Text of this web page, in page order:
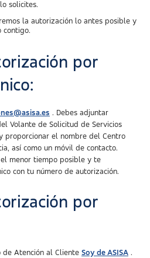
solicites.
la autorización lo antes posible y
contigo.
por
. Debes adjuntar
Volante de Solicitud de Servicios
proporcionar el nombre del Centro
así como un móvil de contacto.
menor tiempo posible y te
con tu número de autorización.
por
de Atención al Cliente Soy de ASISA .